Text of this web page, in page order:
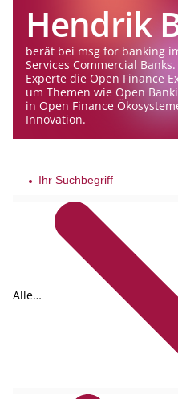
Hendrik
berät bei msg for banking
Services Commercial
Experte die Open Finance
um Themen wie Open
in Open Finance
Innovation.
Alle